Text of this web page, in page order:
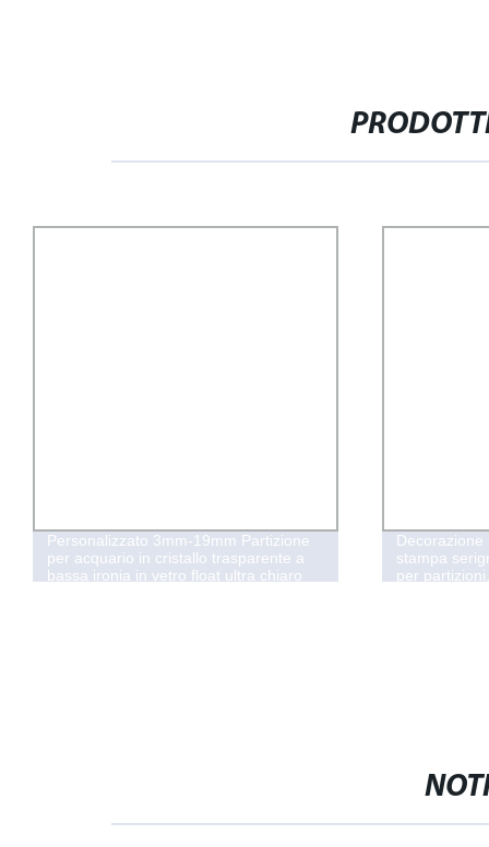
Personalizzato 3mm-19mm Partizione
per acquario in cristallo trasparente a
bassa ironia in vetro float ultra chiaro
stampa
per